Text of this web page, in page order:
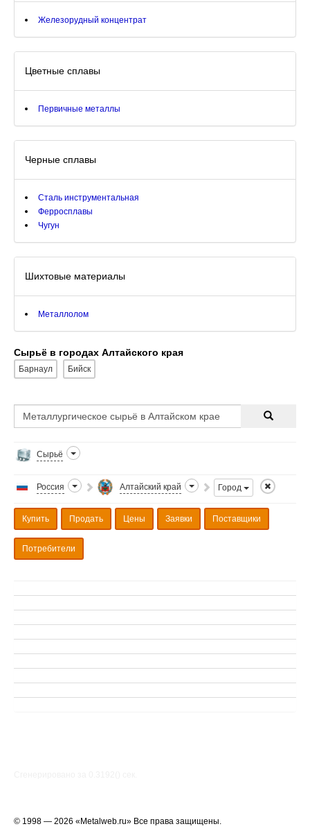
Железорудный концентрат
Цветные сплавы
Первичные металлы
Черные сплавы
Сталь инструментальная
Ферросплавы
Чугун
Шихтовые материалы
Металлолом
Сырьё в городах Алтайского края
Барнаул Бийск
Сырьё
Россия Алтайский край Город
Купить Продать Цены Заявки Поставщики
Потребители
© 1998 — 2026 «Metalweb.ru» Все права защищены.